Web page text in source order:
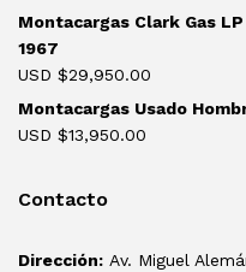
Montacargas Clark Gas
1967
USD $29,950.00
Montacargas Usado
USD $13,950.00
Contacto
Dirección: Av. Miguel